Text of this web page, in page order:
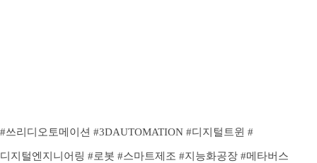
#쓰리디오토메이션 #3DAUTOMATION #디지털트윈 #
디지털엔지니어링 #로봇 #스마트제조 #지능화공장 #메타버스